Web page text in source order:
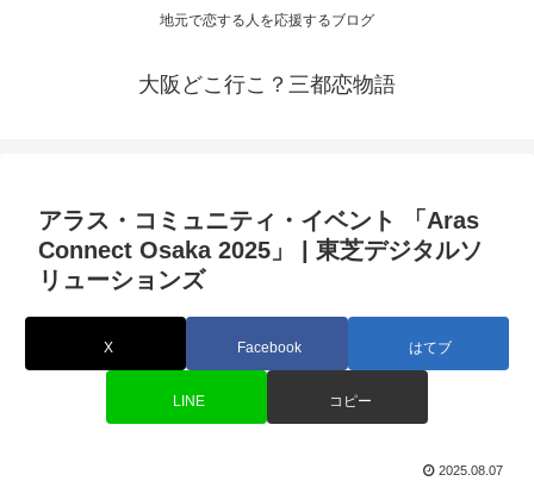
地元で恋する人を応援するブログ
大阪どこ行こ？三都恋物語
アラス・コミュニティ・ イベント
「Aras
Connect Osaka 2025」 | 東芝デジタルソ
リューションズ
X Facebook はてブ
LINE コピー
2025.08.07